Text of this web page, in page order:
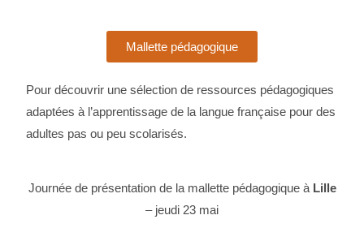
Mallette pédagogique
Pour découvrir une sélection de ressources pédagogiques
adaptées à l’apprentissage de la langue française pour des
adultes pas ou peu scolarisés.
Journée de présentation de la mallette pédagogique à Lille
– jeudi 23 mai